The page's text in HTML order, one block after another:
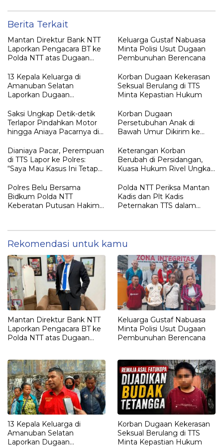
Berita Terkait
Mantan Direktur Bank NTT
Laporkan Pengacara BT ke
Polda NTT atas Dugaan
Keluarga Gustaf Nabuasa
Minta Polisi Usut Dugaan
Pembunuhan Berencana
13 Kepala Keluarga di
Amanuban Selatan
Laporkan Dugaan
Polisi
Korban Dugaan Kekerasan
Seksual Berulang di TTS
Minta Kepastian Hukum
Saksi Ungkap Detik-detik
Terlapor Pindahkan Motor
hingga Aniaya Pacarnya di
Korban Dugaan
Persetubuhan Anak di
Bawah Umur Dikirim ke
Dianiaya Pacar, Perempuan
di TTS Lapor ke Polres:
“Saya Mau Kasus Ini Tetap
Keterangan Korban
Berubah di Persidangan,
Kuasa Hukum Rivel Ungkap
Polres Belu Bersama
Bidkum Polda NTT
Keberatan Putusan Hakim
Polda NTT Periksa Mantan
Kadis dan Plt Kadis
Peternakan TTS dalam
Rekomendasi untuk kamu
Mantan Direktur Bank NTT
Laporkan Pengacara BT ke
Polda NTT atas Dugaan
Keluarga Gustaf Nabuasa
Minta Polisi Usut Dugaan
Pembunuhan Berencana
13 Kepala Keluarga di
Amanuban Selatan
Laporkan Dugaan
Korban Dugaan Kekerasan
Seksual Berulang di TTS
Minta Kepastian Hukum